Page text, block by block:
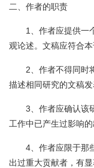
二、作者的职责
1、作者应提供一
观论述。文稿应符合本
2、作者不得同时
描述相同研究的文稿发
3、作者应确认该
工作中已产生过影响的
4、作者应限于那
出过重大贡献者，有